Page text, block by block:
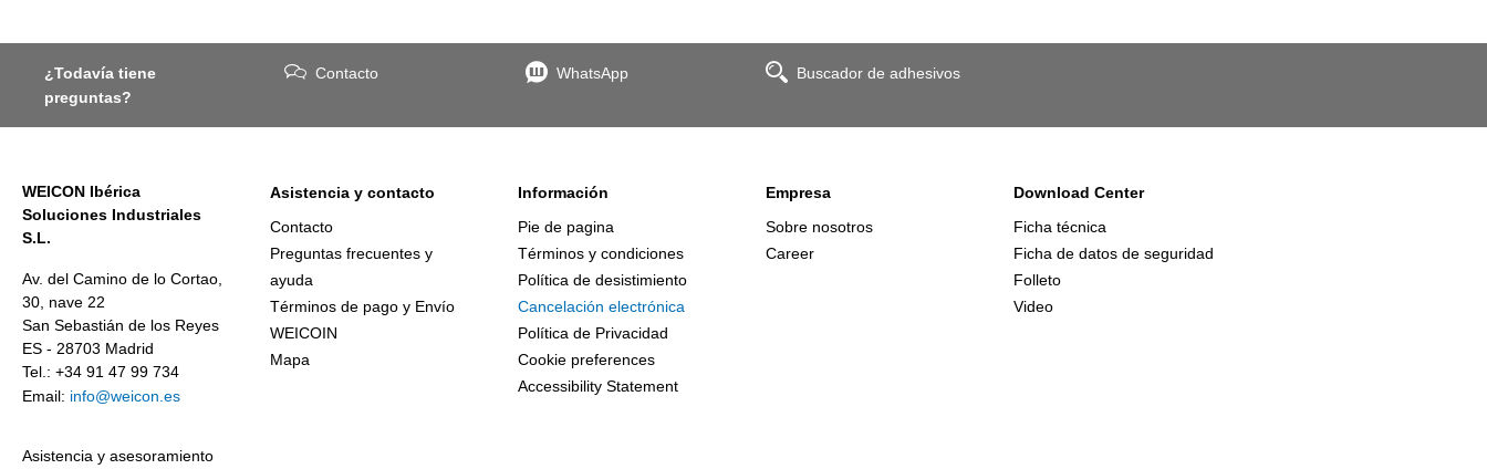
¿Todavía tiene
preguntas?
Contacto WhatsApp Buscador de adhesivos
WEICON Ibérica
Soluciones Industriales
S.L.
Av. del Camino de lo Cortao,
30, nave 22
San Sebastián de los Reyes
ES - 28703 Madrid
Tel.: +34 91 47 99 734
Email: info@weicon.es
Asistencia y asesoramiento
Asistencia y contacto
Contacto
Preguntas frecuentes y
ayuda
Términos de pago y Envío
WEICOIN
Mapa
Información
Pie de pagina
Términos y condiciones
Política de desistimiento
Cancelación electrónica
Política de Privacidad
Cookie preferences
Accessibility Statement
Empresa
Sobre nosotros
Career
Download Center
Ficha técnica
Ficha de datos de seguridad
Folleto
Video